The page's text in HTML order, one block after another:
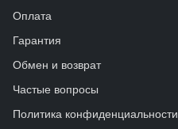
Оплата
Гарантия
Обмен и возврат
Частые вопросы
Политика конфиденциальности